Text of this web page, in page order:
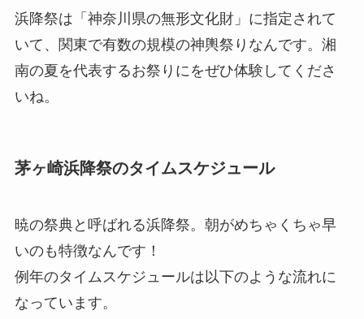
浜降祭は「神奈川県の無形文化財」に指定されて
いて、関東で有数の規模の神輿祭りなんです。湘
南の夏を代表するお祭りにをぜひ体験してくださ
いね。
茅ヶ崎浜降祭のタイムスケジュール
暁の祭典と呼ばれる浜降祭。朝がめちゃくちゃ早
いのも特徴なんです！
例年のタイムスケジュールは以下のような流れに
なっています。